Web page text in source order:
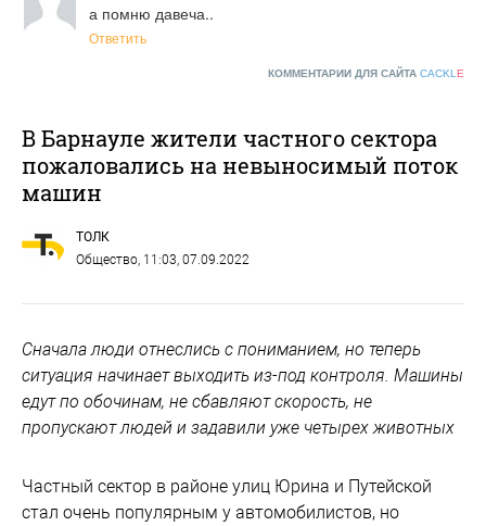
а помню давеча..
Ответить
КОММЕНТАРИИ ДЛЯ САЙТА CACKL E
В Барнауле жители частного сектора
пожаловались на невыносимый поток
машин
ТОЛК
Общество, 11:03, 07.09.2022
Сначала люди отнеслись с пониманием, но теперь
ситуация начинает выходить из-под контроля. Машины
едут по обочинам, не сбавляют скорость, не
пропускают людей и задавили уже четырех животных
Частный сектор в районе улиц Юрина и Путейской
стал очень популярным у автомобилистов, но